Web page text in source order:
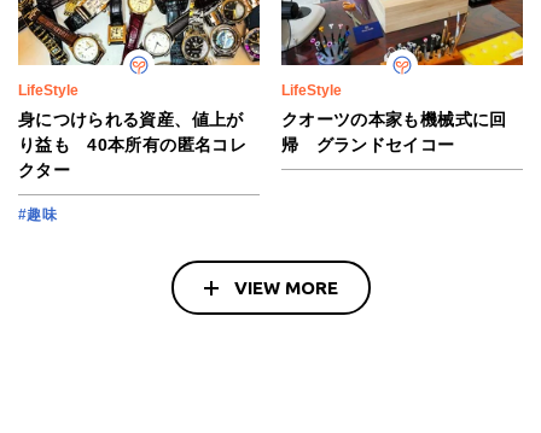
LifeStyle
身につけられる資産、値上が
り益も 40本所有の匿名コレ
クター
#趣味
LifeStyle
クオーツの本家も機械式に回
帰 グランドセイコー
VIEW MORE